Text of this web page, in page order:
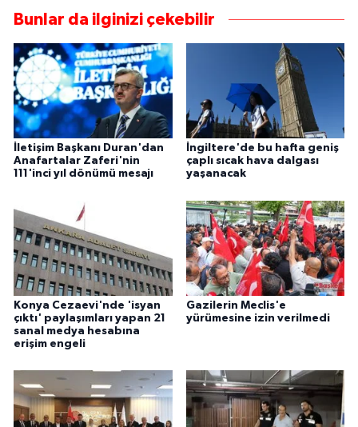
Bunlar da ilginizi çekebilir
İletişim Başkanı Duran'dan
Anafartalar Zaferi'nin
111'inci yıl dönümü mesajı
İngiltere'de bu hafta geniş
çaplı sıcak hava dalgası
yaşanacak
Konya Cezaevi'nde 'isyan
çıktı' paylaşımları yapan 21
sanal medya hesabına
erişim engeli
Gazilerin Meclis'e
yürümesine izin verilmedi